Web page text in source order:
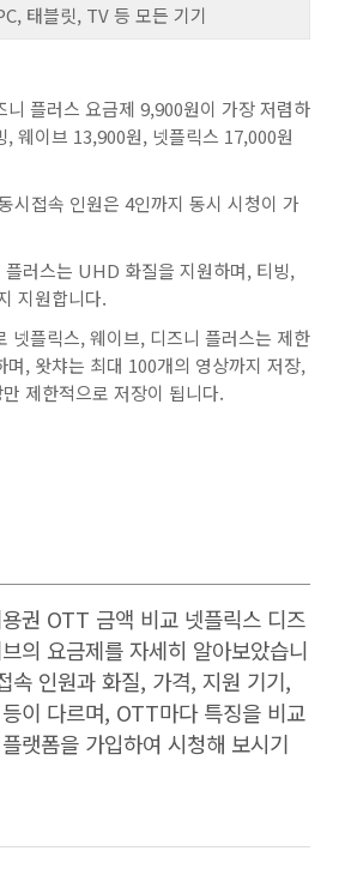
태블릿, TV등 모든 기기
니 플러스 요금제 9,900원이 가장 저렴하
, 웨이브 13,900원, 넷플릭스 17,000원
시접속 인원은 4인까지 동시 시청이 가
플러스는 UHD 화질을 지원하며, 티빙,
지원합니다.
넷플릭스, 웨이브, 디즈니 플러스는 제한
며, 왓챠는 최대 100개의 영상까지 저장,
제한적으로 저장이 됩니다.
권 OTT 금액 비교 넷플릭스 디즈
의 요금제를 자세히 알아보았습니
속 인원과 화질, 가격, 지원 기기,
이 다르며, OTT마다 특징을 비교
랫폼을 가입하여 시청해 보시기